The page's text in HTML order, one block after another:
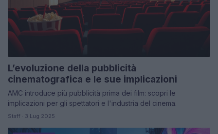
L’evoluzione della pubblicità
cinematografica e le sue implicazioni
AMC introduce più pubblicità prima dei film: scopri le
implicazioni per gli spettatori e l'industria del cinema.
Staff · 3 Lug 2025